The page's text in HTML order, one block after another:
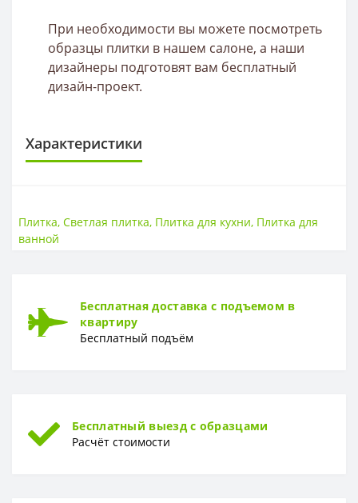
При необходимости вы можете посмотреть
образцы плитки в нашем салоне, а наши
дизайнеры подготовят вам бесплатный
дизайн-проект.
Характеристики
Размер
200*600
Тип
Поверхность Матовая, рельефная
РИСУНОК
Плитка,Светлая плитка, Плитка для кухни, Плитка для
ванной
Бесплатная доставка с подъемом в
квартиру
Бесплатный подъём
Бесплатный выезд с образцами
Расчёт стоимости